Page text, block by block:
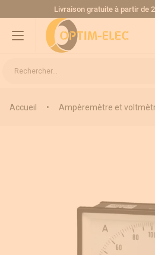
Allez au contenuLivraison gratuite à partir de
Rechercher...
Accueil • Ampèremètre et